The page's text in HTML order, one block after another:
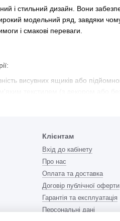
і стильний дизайн. Вони
модельний ряд, завдяки чому
і смакові переваги.
висувних ящиків або
різні забарвлення під
(софттач);
у будь-якому інтер'єрі;
сосна, вільха, дуб
Клієнтам
Вхід до кабінету
Про нас
Оплата та доставка
Договір публічної оферти
Гарантія та експлуатація
Персональні дані